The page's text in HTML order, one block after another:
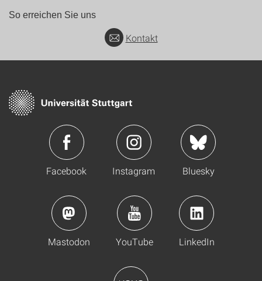
So erreichen Sie uns
Kontakt
Facebook Instagram Bluesky
Mastodon YouTube LinkedIn